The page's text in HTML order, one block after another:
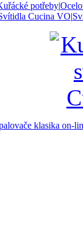
potřeby|
Cucina VO|
klasika on-